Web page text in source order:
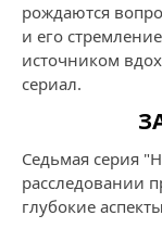
рождаются
и его
источником
сериал.
Седьмая серия
расследовании
глубокие